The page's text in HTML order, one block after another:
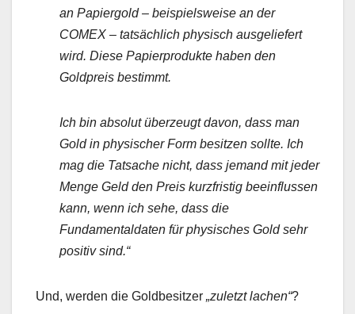
an Papiergold – beispielsweise an der
COMEX – tatsächlich physisch ausgeliefert
wird. Diese Papierprodukte haben den
Goldpreis bestimmt.
Ich bin absolut überzeugt davon, dass man
Gold in physischer Form besitzen sollte. Ich
mag die Tatsache nicht, dass jemand mit jeder
Menge Geld den Preis kurzfristig beeinflussen
kann, wenn ich sehe, dass die
Fundamentaldaten für physisches Gold sehr
positiv sind.“
Und, werden die Goldbesitzer „zuletzt lachen“?